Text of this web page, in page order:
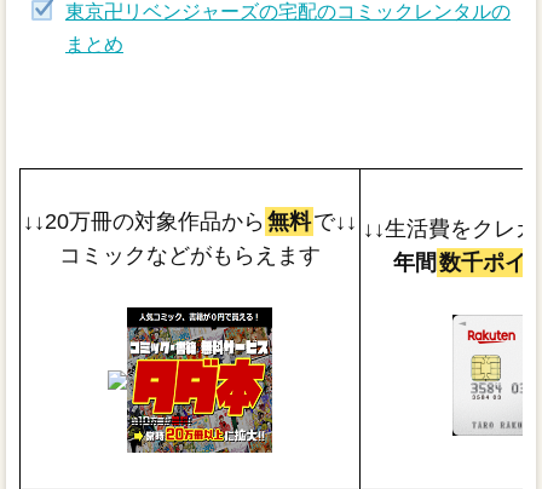
東京卍リベンジャーズの宅配のコミックレンタルの
まとめ
↓↓20万冊の対象作品から 無料で↓↓
コミックなどがもらえます
↓↓生活費をクレ
年間 数千ポイ